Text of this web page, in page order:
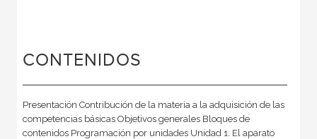
CONTENIDOS
Presentación Contribución de la materia a la adquisición de las
competencias básicas Objetivos generales Bloques de
contenidos Programación por unidades Unidad 1. El aparato